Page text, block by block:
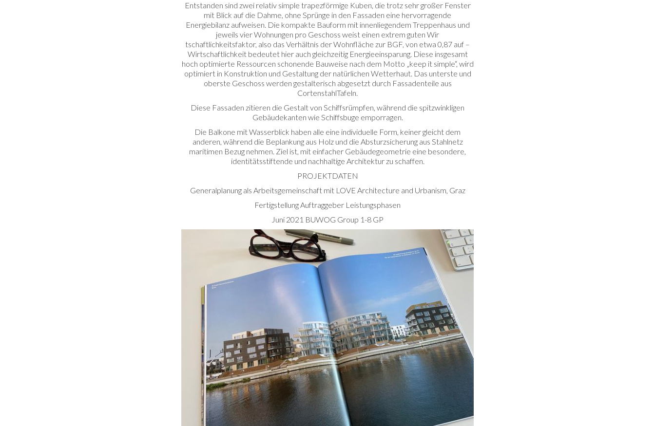
Entstanden sind zwei relativ simple trapezförmige Kuben, die trotz sehr großer Fenster
mit Blick auf die Dahme, ohne Sprünge in den Fassaden eine hervorragende
Energiebilanz aufweisen. Die kompakte Bauform mit innenliegendem Treppenhaus und
jeweils vier Wohnungen pro Geschoss weist einen extrem guten Wir
tschaftlichkeitsfaktor, also das Verhältnis der Wohnfläche zur BGF, von etwa 0,87 auf –
Wirtschaftlichkeit bedeutet hier auch gleichzeitig Energieeinsparung. Diese insgesamt
hoch optimierte Ressourcen schonende Bauweise nach dem Motto „keep it simple“, wird
optimiert in Konstruktion und Gestaltung der natürlichen Wetterhaut. Das unterste und
oberste Geschoss werden gestalterisch abgesetzt durch Fassadenteile aus
CortenstahlTafeln.
Diese Fassaden zitieren die Gestalt von Schiffsrümpfen, während die spitzwinkligen
Gebäudekanten wie Schiffsbuge emporragen.
Die Balkone mit Wasserblick haben alle eine individuelle Form, keiner gleicht dem
anderen, während die Beplankung aus Holz und die Absturzsicherung aus Stahlnetz
maritimen Bezug nehmen. Ziel ist, mit einfacher Gebäudegeometrie eine besondere,
identitätsstiftende und nachhaltige Architektur zu schaffen.
PROJEKTDATEN
Generalplanung als Arbeitsgemeinschaft mit LOVE Architecture and Urbanism, Graz
Fertigstellung Auftraggeber Leistungsphasen
Juni 2021 BUWOG Group 1-8 GP